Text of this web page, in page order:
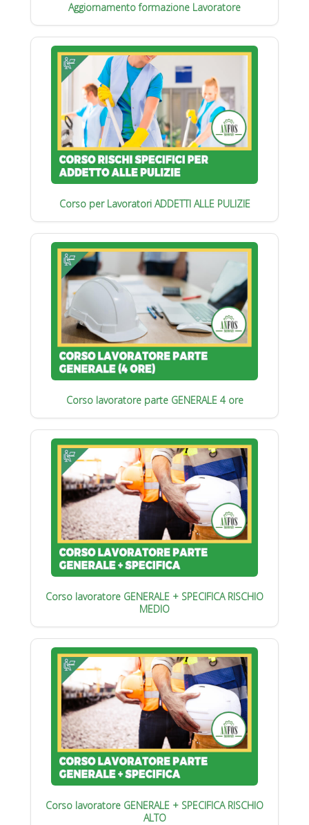
Aggiornamento formazione Lavoratore
Corso per Lavoratori ADDETTI ALLE PULIZIE
Corso lavoratore parte GENERALE 4 ore
Corso lavoratore GENERALE + SPECIFICA RISCHIO
MEDIO
Corso lavoratore GENERALE + SPECIFICA RISCHIO
ALTO